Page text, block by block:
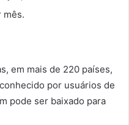
mês.
em mais de 220 países,
por usuários de
pode ser baixado para